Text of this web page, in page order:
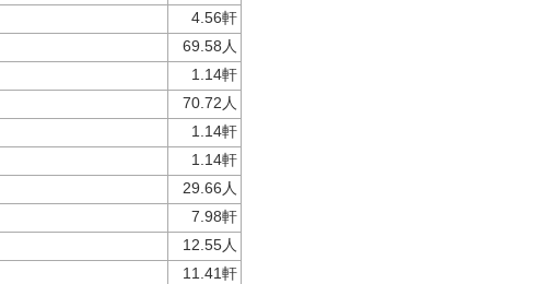
4.56軒
69.58人
1.14軒
70.72人
1.14軒
1.14軒
29.66人
7.98軒
12.55人
11.41軒